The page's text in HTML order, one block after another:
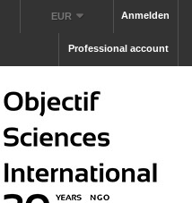
Anmelden
EUR
Professional account